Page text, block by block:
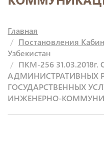
Главная
Постановления
Узбекистан
ПКМ-256
АДМИНИСТРАТИВНЫХ
ГОСУДАРСТВЕННЫХ
ИНЖЕНЕРНО-